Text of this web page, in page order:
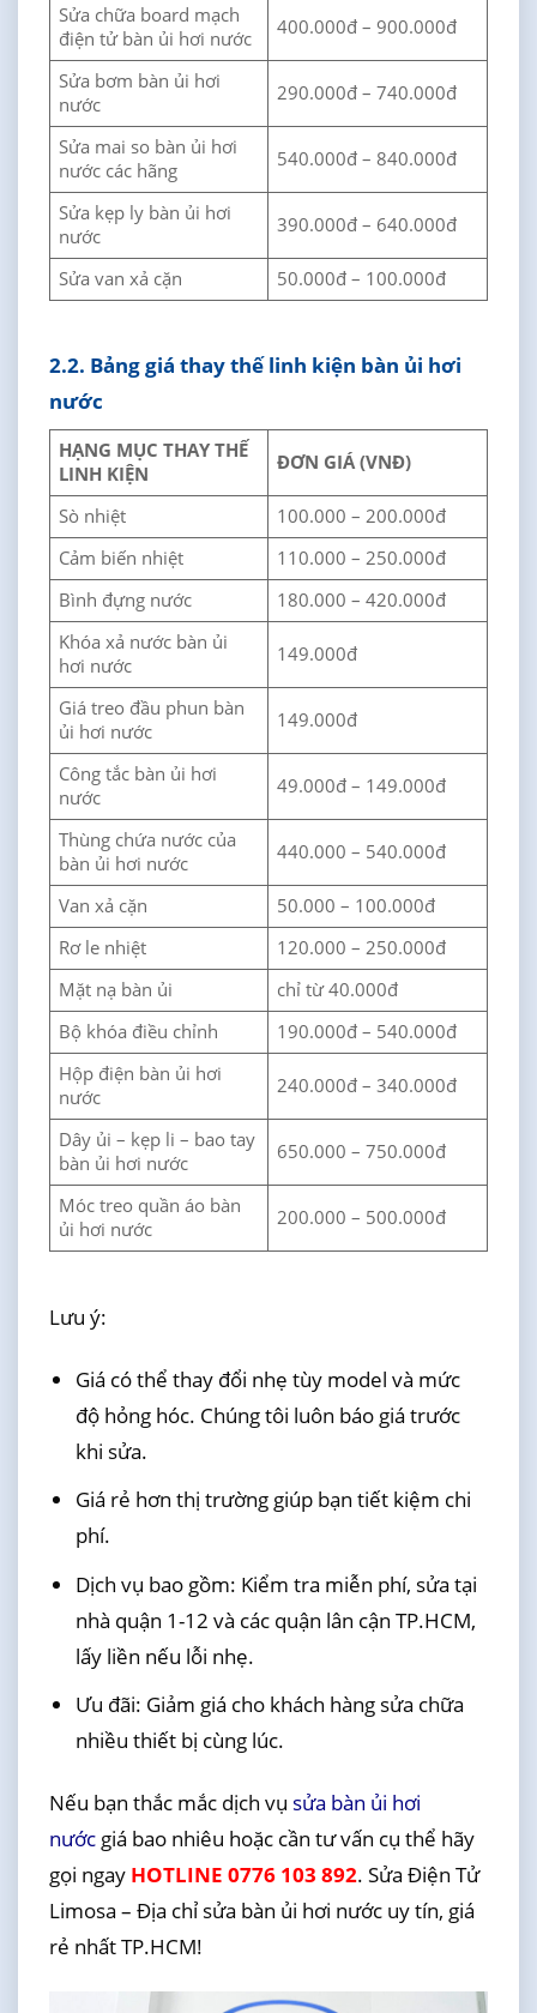
Sửa chữa board mạch
điện tử bàn ủi hơi nước
400.000đ – 900.000đ
Sửa bơm bàn ủi hơi
nước
290.000đ – 740.000đ
Sửa mai so bàn ủi hơi
nước các hãng
540.000đ – 840.000đ
Sửa kẹp ly bàn ủi hơi
nước
390.000đ – 640.000đ
Sửa van xả cặn 50.000đ – 100.000đ
2.2. Bảng giá thay thế linh kiện bàn ủi hơi
nước
HẠNG MỤC THAY THẾ
LINH KIỆN
ĐƠN GIÁ (VNĐ)
Sò nhiệt
100.000 – 200.000đ
Cảm biến nhiệt
110.000 – 250.000đ
Bình đựng nước
180.000 – 420.000đ
Khóa xả nước bàn ủi
hơi nước
149.000đ
Giá treo đầu phun bàn
ủi hơi nước
149.000đ
Công tắc bàn ủi hơi
nước
49.000đ – 149.000đ
Thùng chứa nước của
bàn ủi hơi nước
440.000 – 540.000đ
Van xả cặn
50.000 – 100.000đ
Rơ le nhiệt
120.000 – 250.000đ
Mặt nạ bàn ủi
chỉ từ 40.000đ
Bộ khóa điều chỉnh
190.000đ – 540.000đ
Hộp điện bàn ủi hơi
nước
240.000đ – 340.000đ
Dây ủi – kẹp li – bao tay
bàn ủi hơi nước
650.000 – 750.000đ
Móc treo quần áo bàn
ủi hơi nước
200.000 – 500.000đ
Lưu ý:
Giá có thể thay đổi nhẹ tùy model và mức
độ hỏng hóc. Chúng tôi luôn báo giá trước
khi sửa.
Giá rẻ hơn thị trường giúp bạn tiết kiệm chi
phí.
Dịch vụ bao gồm: Kiểm tra miễn phí, sửa tại
nhà quận 1-12 và các quận lân cận TP.HCM,
lấy liền nếu lỗi nhẹ.
Ưu đãi: Giảm giá cho khách hàng sửa chữa
nhiều thiết bị cùng lúc.
Nếu bạn thắc mắc dịch vụ sửa bàn ủi hơi
nướcgiá bao nhiêu hoặc cần tư vấn cụ thể hãy
gọi ngay HOTLINE 0776 103 892. Sửa Điện Tử
Limosa – Địa chỉ sửa bàn ủi hơi nước uy tín, giá
rẻ nhất TP.HCM!